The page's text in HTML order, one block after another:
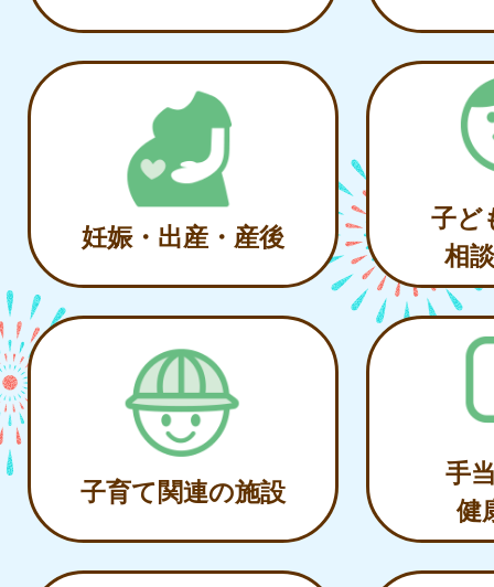
妊娠・出産・産後
子ど
相
子育て関連の施設
手
健